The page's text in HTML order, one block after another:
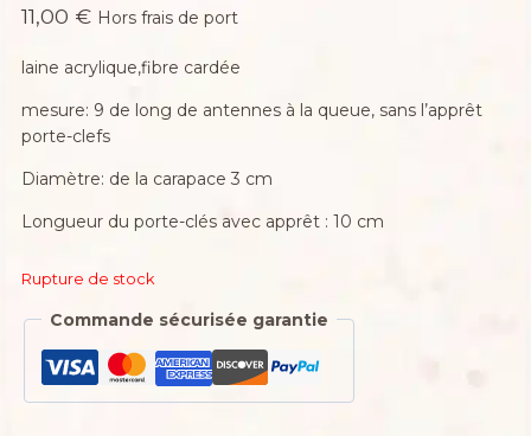
11,00 € Hors frais de port
laine acrylique,fibre cardée
mesure: 9 de long de antennes à la queue, sans l’apprêt
porte-clefs
Diamètre: de la carapace 3 cm
Longueur du porte-clés avec apprêt : 10 cm
Rupture de stock
Commande sécurisée garantie